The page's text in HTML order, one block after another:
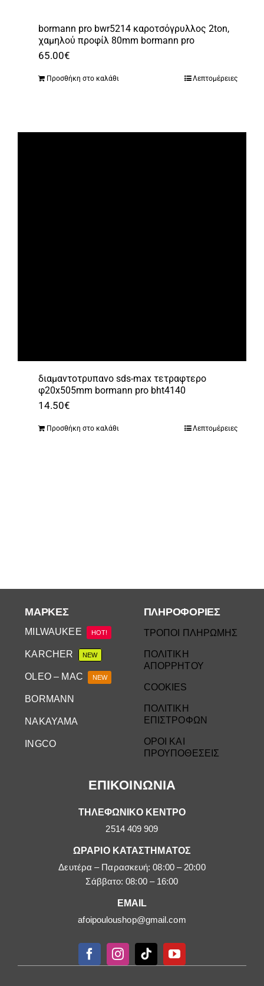
bormann pro bwr5214 καροτσόγρυλλος 2ton,
χαμηλού προφίλ 80mm bormann pro
65.00€
Προσθήκη στο καλάθι Λεπτομέρειες
διαμαντοτρυπανο sds-max τετραφτερο
φ20x505mm bormann pro bht4140
14.50€
Προσθήκη στο καλάθι Λεπτομέρειες
ΕΠΙΚΟΙΝΩΝΙΑ
ΤΗΛΕΦΩΝΙΚΟ ΚΕΝΤΡΟ
2514 409 909
ΩΡΑΡΙΟ ΚΑΤΑΣΤΗΜΑΤΟΣ
Δευτέρα – Παρασκευή: 08:00 – 20:00
Σάββατο: 08:00 – 16:00
EMAIL
afoipouloushop@gmail.com
ΜΆΡΚΕΣ
MILWAUKEE HOT!
KARCHER NEW
OLEO – MAC NEW
BORMANN
NAKAYAMA
INGCO
ΠΛΗΡΟΦΟΡΙΕΣ
ΤΡΟΠΟΙ ΠΛΗΡΩΜΗΣ
ΠΟΛΙΤΙΚΗ
ΑΠΟΡΡΗΤΟΥ
COOKIES
ΠΟΛΙΤΙΚΗ
ΕΠΙΣΤΡΟΦΩΝ
ΟΡΟΙ ΚΑΙ
ΠΡΟΥΠΟΘΕΣΕΙΣ